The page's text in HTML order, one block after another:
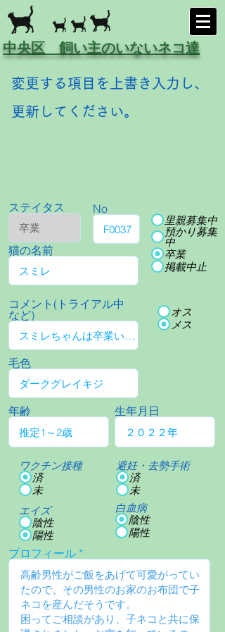
中央区 飼い主のいないネコ達
変更する項目を上書き入力し、
更新してください。
ステイタス No
猫の名前
里親募集中
預かり募集
中
卒業
掲載中止
コメント(トライアル中
など)
オス
メス
毛色
年齢
ワクチン接種
済
未
エイズ
陰性
陽性
生年月日
避妊・去勢手術
済
未
白血病
陰性
陽性
プロフィール